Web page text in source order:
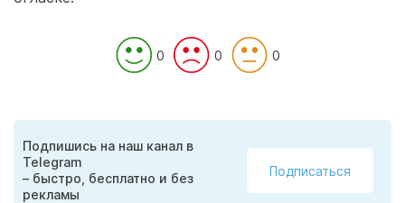
0 0 0
Подпишись на наш канал в
Telegram
– быстро, бесплатно и без
рекламы
Подписаться